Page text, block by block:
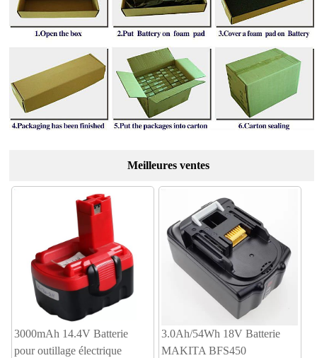
Meilleures ventes
3000mAh 14.4V Batterie
pour outillage électrique
3.0Ah/54Wh 18V Batterie
MAKITA BFS450